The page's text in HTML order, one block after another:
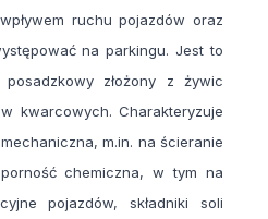
ruchu pojazdów oraz
na parkingu. Jest to
złożony z żywic
kwarcowych. Charakteryzuje
m.in. na ścieranie
chemiczna, w tym na
pojazdów, składniki soli